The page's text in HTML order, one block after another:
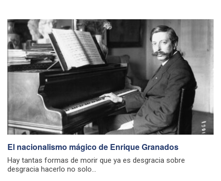
El nacionalismo mágico de Enrique Granados
Hay tantas formas de morir que ya es desgracia sobre
desgracia hacerlo no solo...